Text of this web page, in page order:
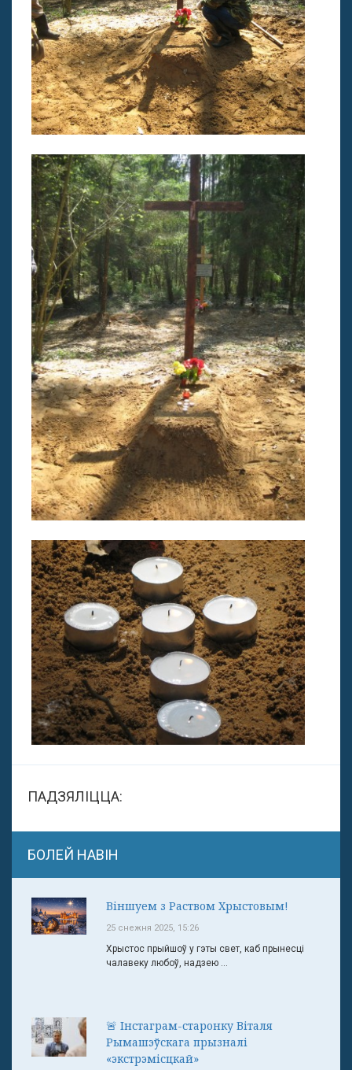
ПАДЗЯЛІЦЦА:
БОЛЕЙ НАВІН
Віншуем з Раством Хрыстовым!
25 снежня 2025, 15:26
Хрыстос прыйшоў у гэты свет, каб прынесці
чалавеку любоў, надзею ...
🚨 Інстаграм-старонку Віталя
Рымашэўскага прызналі
«экстрэмісцкай»